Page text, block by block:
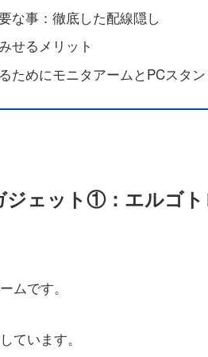
な事：徹底した配線隠し
せるメリット
ためにモニタアームとPCスタ
ェット①：エルゴ
ムです。
ています。